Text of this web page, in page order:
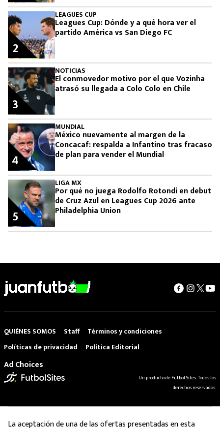
LEAGUES CUP
Leagues Cup: Dónde y a qué hora ver el
partido América vs San Diego FC
2
NOTICIAS
El conmovedor motivo por el que Vozinha
atrasó su llegada a Colo Colo en Chile
3
MUNDIAL
México nuevamente al margen de la
Concacaf: respalda a Infantino tras fracaso
de plan para vender el Mundial
4
LIGA MX
Por qué no juega Rodolfo Rotondi en debut
de Cruz Azul en Leagues Cup 2026 ante
Philadelphia Union
5
QUIÉNES SOMOS Staff
Términos y condiciones
Políticas de privacidad
Política Editorial
Ad Choices
Un producto de Futbol Sites. Todos los
derechos reservados.
La aceptación de una de las ofertas presentadas en esta